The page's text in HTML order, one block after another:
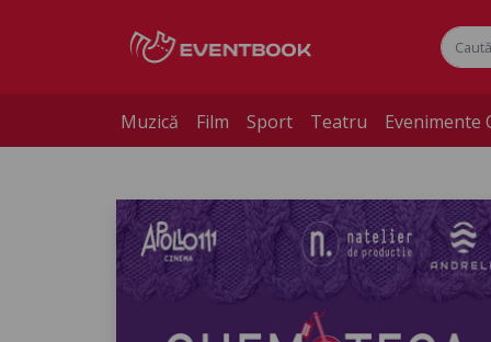
Muzică Film Sport Teatru Evenimente